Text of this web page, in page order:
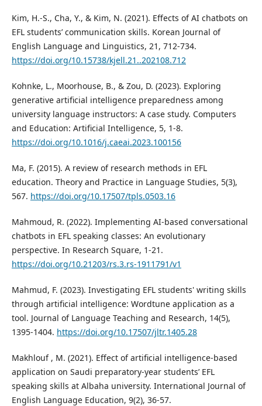
Kim, H.-S., Cha, Y., & Kim, N. (2021). Effects of AI chatbots on
EFL students’ communication skills. Korean Journal of
English Language and Linguistics, 21, 712-734.
https://doi.org/10.15738/kjell.21..202108.712
Kohnke, L., Moorhouse, B., & Zou, D. (2023). Exploring
generative artificial intelligence preparedness among
university language instructors: A case study. Computers
and Education: Artificial Intelligence, 5, 1-8.
https://doi.org/10.1016/j.caeai.2023.100156
Ma, F. (2015). A review of research methods in EFL
education. Theory and Practice in Language Studies, 5(3),
567. https://doi.org/10.17507/tpls.0503.16
Mahmoud, R. (2022). Implementing AI-based conversational
chatbots in EFL speaking classes: An evolutionary
perspective. In Research Square, 1-21.
https://doi.org/10.21203/rs.3.rs-1911791/v1
Mahmud, F. (2023). Investigating EFL students' writing skills
through artificial intelligence: Wordtune application as a
tool. Journal of Language Teaching and Research, 14(5),
1395-1404. https://doi.org/10.17507/jltr.1405.28
Makhlouf , M. (2021). Effect of artificial intelligence-based
application on Saudi preparatory-year students’ EFL
speaking skills at Albaha university. International Journal of
English Language Education, 9(2), 36-57.